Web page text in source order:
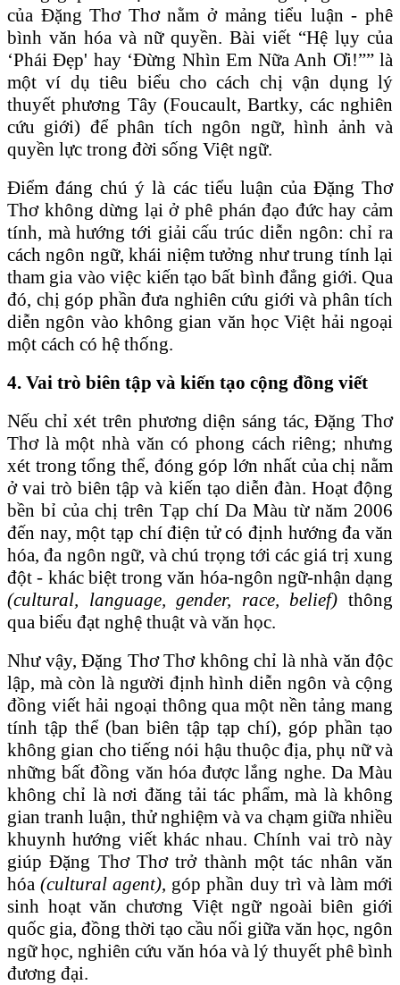
của Đặng Thơ Thơ nằm ở mảng tiểu luận - phê
bình văn hóa và nữ quyền. Bài viết “Hệ lụy của
‘Phái Đẹp' hay ‘Đừng Nhìn Em Nữa Anh Ơi!”” là
một ví dụ tiêu biểu cho cách chị vận dụng lý
thuyết phương Tây (Foucault, Bartky, các nghiên
cứu giới) để phân tích ngôn ngữ, hình ảnh và
quyền lực trong đời sống Việt ngữ.
Điểm đáng chú ý là các tiểu luận của Đặng Thơ
Thơ không dừng lại ở phê phán đạo đức hay cảm
tính, mà hướng tới giải cấu trúc diễn ngôn: chỉ ra
cách ngôn ngữ, khái niệm tưởng như trung tính lại
tham gia vào việc kiến tạo bất bình đẳng giới. Qua
đó, chị góp phần đưa nghiên cứu giới và phân tích
diễn ngôn vào không gian văn học Việt hải ngoại
một cách có hệ thống.
4. Vai trò biên tập và kiến tạo cộng đồng viết
Nếu chỉ xét trên phương diện sáng tác, Đặng Thơ
Thơ là một nhà văn có phong cách riêng; nhưng
xét trong tổng thể, đóng góp lớn nhất của chị nằm
ở vai trò biên tập và kiến tạo diễn đàn. Hoạt động
bền bỉ của chị trên Tạp chí Da Màu từ năm 2006
đến nay, một tạp chí điện tử có định hướng đa văn
hóa, đa ngôn ngữ, và chú trọng tới các giá trị xung
đột - khác biệt trong văn hóa-ngôn ngữ-nhận dạng
(cultural, language, gender, race, belief) thông
qua biểu đạt nghệ thuật và văn học.
Như vậy, Đặng Thơ Thơ không chỉ là nhà văn độc
lập, mà còn là người định hình diễn ngôn và cộng
đồng viết hải ngoại thông qua một nền tảng mang
tính tập thể (ban biên tập tạp chí), góp phần tạo
không gian cho tiếng nói hậu thuộc địa, phụ nữ và
những bất đồng văn hóa được lắng nghe. Da Màu
không chỉ là nơi đăng tải tác phẩm, mà là không
gian tranh luận, thử nghiệm và va chạm giữa nhiều
khuynh hướng viết khác nhau. Chính vai trò này
giúp Đặng Thơ Thơ trở thành một tác nhân văn
hóa(cultural agent), góp phần duy trì và làm mới
sinh hoạt văn chương Việt ngữ ngoài biên giới
quốc gia, đồng thời tạo cầu nối giữa văn học, ngôn
ngữ học, nghiên cứu văn hóa và lý thuyết phê bình
đương đại.